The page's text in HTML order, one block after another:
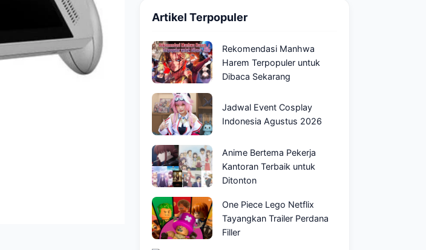
Artikel Terpopuler
Rekomendasi Manhwa
Harem Terpopuler untuk
Dibaca Sekarang
Jadwal Event Cosplay
Indonesia Agustus 2026
Anime Bertema Pekerja
Kantoran Terbaik untuk
Ditonton
One Piece Lego Netflix
Tayangkan Trailer Perdana
Filler